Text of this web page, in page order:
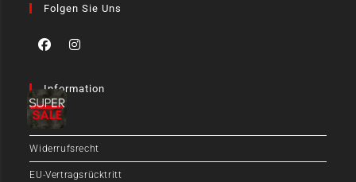
Folgen Sie Uns
Information
FAQ
Widerrufsrecht
EU-Vertragsrücktritt